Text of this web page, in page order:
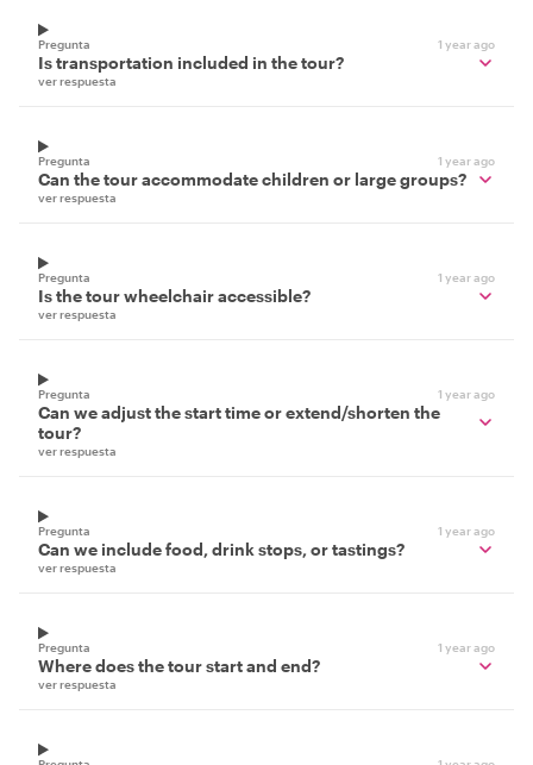
Pregunta 1 year ago
Is transportation included in the tour?
ver respuesta
Pregunta 1 year ago
Can the tour accommodate children or large groups?
ver respuesta
Pregunta 1 year ago
Is the tour wheelchair accessible?
ver respuesta
Pregunta 1 year ago
Can we adjust the start time or extend/shorten the
tour?
ver respuesta
Pregunta 1 year ago
Can we include food, drink stops, or tastings?
ver respuesta
Pregunta 1 year ago
Where does the tour start and end?
ver respuesta